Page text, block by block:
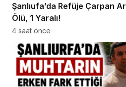
Şanlıufa’da Refüje Çarpan
Ölü, 1 Yaralı!
4 saat önce